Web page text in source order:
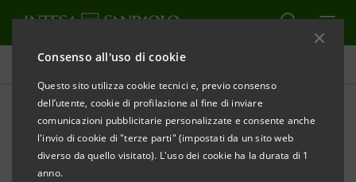
Consenso all'uso di cookie
Questo sito utilizza cookie tecnici e, previo consenso
dell’utente, cookie di profilazione al fine di inviare
comunicazioni pubblicitarie personalizzate e consente anche
l'invio di cookie di "terze parti" (impostati da un sito web
diverso da quello visitato). L'uso dei cookie ha la durata di 1
anno.
Comunicati stampa
STAMPA AGGIORNA
INTESA SANPAOLO: CONSIGLIO DI SORVEGLIANZA